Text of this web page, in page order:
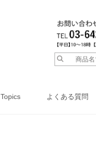
よくある質問